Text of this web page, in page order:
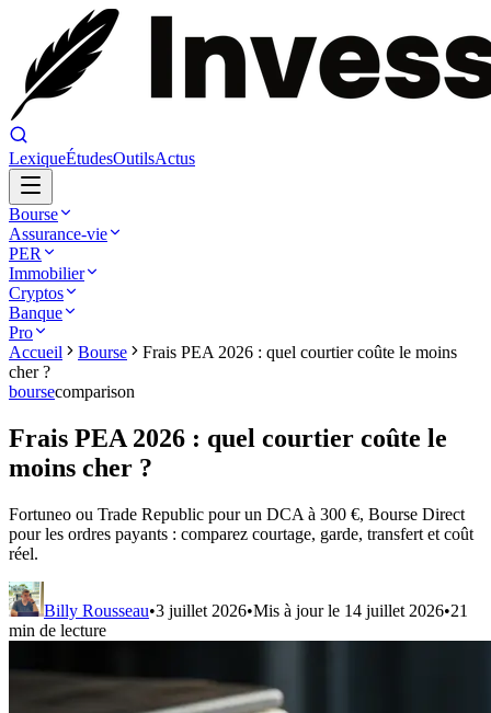
LexiqueÉtudesOutilsActus
Bourse
Assurance-vie
PER
Immobilier
Cryptos
Banque
Pro
Accueil
Bourse
Frais PEA 2026 : quel courtier coûte le moins
cher ?
boursecomparison
Frais PEA 2026 : quel courtier coûte le
moins cher ?
Fortuneo ou Trade Republic pour un DCA à 300 €, Bourse Direct
pour les ordres payants : comparez courtage, garde, transfert et coût
réel.
Billy Rousseau•3 juillet 2026•Mis à jour le 14 juillet 2026•21
min de lecture